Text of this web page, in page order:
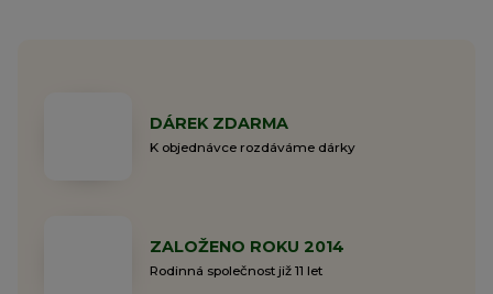
DÁREK ZDARMA
K objednávce rozdáváme dárky
ZALOŽENO ROKU 2014
Rodinná společnost již 11 let